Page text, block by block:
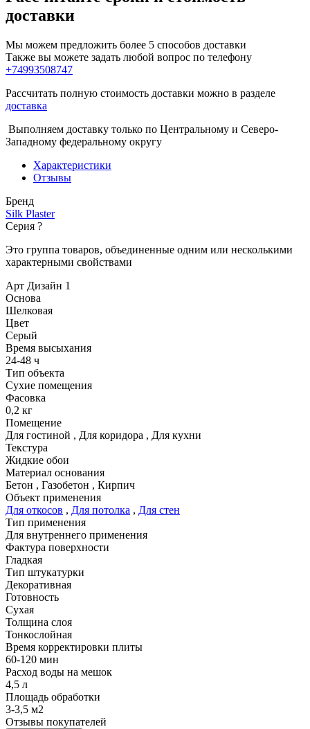
доставки
Мы можем предложить более 5 способов доставки
Также вы можете задать любой вопрос по телефону
+74993508747
Рассчитать полную стоимость доставки можно в разделе
доставка
Выполняем доставку только по Центральному и Северо-
Западному федеральному округу
Характеристики
Отзывы
Бренд
Silk Plaster
Серия ?
Это группа товаров, объединенные одним или несколькими
характерными свойствами
Арт Дизайн 1
Основа
Шелковая
Цвет
Серый
Время высыхания
24-48 ч
Тип объекта
Сухие помещения
Фасовка
0,2 кг
Помещение
Для гостиной , Для коридора , Для кухни
Текстура
Жидкие обои
Материал основания
Бетон , Газобетон , Кирпич
Объект применения
Для откосов , Для потолка , Для стен
Тип применения
Для внутреннего применения
Фактура поверхности
Гладкая
Тип штукатурки
Декоративная
Готовность
Сухая
Толщина слоя
Тонкослойная
Время корректировки плиты
60-120 мин
Расход воды на мешок
4,5 л
Площадь обработки
3-3,5 м2
Отзывы покупателей